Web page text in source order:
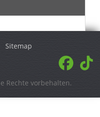
Sitemap
Rechte vorbehalten.